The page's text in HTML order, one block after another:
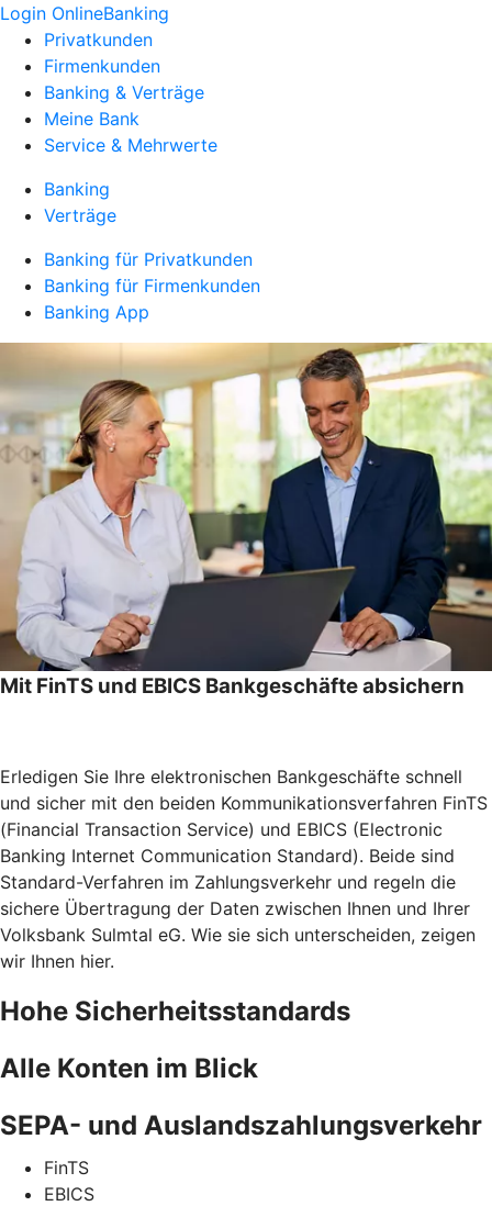
Login OnlineBanking
Privatkunden
Firmenkunden
Banking & Verträge
Meine Bank
Service & Mehrwerte
Banking
Verträge
Banking für Privatkunden
Banking für Firmenkunden
Banking App
Mit FinTS und EBICS Bankgeschäfte absichern
Erledigen Sie Ihre elektronischen Bankgeschäfte schnell
und sicher mit den beiden Kommunikationsverfahren FinTS
(Financial Transaction Service) und EBICS (Electronic
Banking Internet Communication Standard). Beide sind
Standard-Verfahren im Zahlungsverkehr und regeln die
sichere Übertragung der Daten zwischen Ihnen und Ihrer
Volksbank Sulmtal eG. Wie sie sich unterscheiden, zeigen
wir Ihnen hier.
Hohe Sicherheitsstandards
Alle Konten im Blick
SEPA- und Auslandszahlungsverkehr
FinTS
EBICS